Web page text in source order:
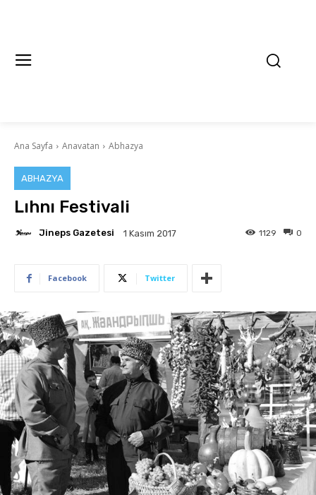
Ana Sayfa Anavatan Abhazya
ABHAZYA
Lıhnı Festivali
Jineps Gazetesi 1 Kasım 2017 0
1129
Facebook Twitter